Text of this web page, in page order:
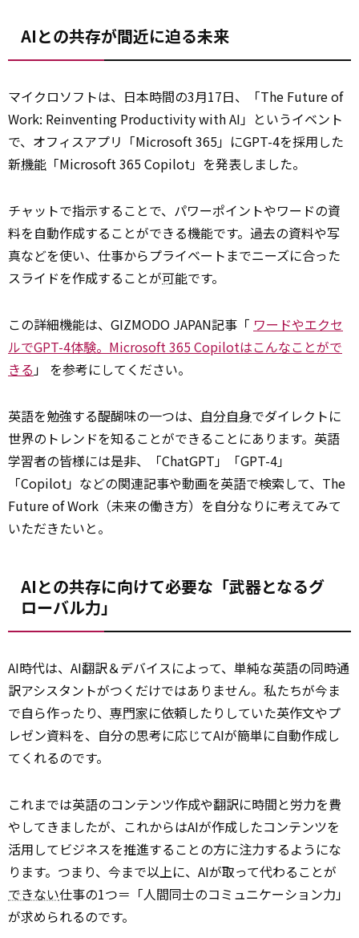
AIとの共存が間近に迫る未来
マイクロソフトは、日本時間の3月17日、「The Future of
Work: Reinventing Productivity with AI」というイベント
で、オフィスアプリ「Microsoft 365」にGPT-4を採用した
新機能 「Microsoft 365 Copilot」を発表しました。
チャットで指示することで、パワーポイントやワードの資
料を自動作成することができる機能です。過去の資料や写
真などを使い、仕事からプライベートまでニーズに合った
スライドを作成することが可能です。
この詳細機能は、GIZMODO JAPAN記事「 ワードやエクセ
ルでGPT-4体験。Microsoft 365 Copilotはこんなことがで
きる」 を参考にしてください。
英語を勉強する醍醐味の一つは、 自分自身でダイレクトに
世界のトレンドを知ることができることにあります。英語
学習者の皆様には是非、「ChatGPT」「GPT-4」
「Copilot」などの関連記事や動画を英語で検索して、The
Future of Work（未来の働き方）を自分なりに考えてみて
いただきたいと。
AIとの共存に向けて必要な「武器となるグ
ローバル力」
AI時代は、AI翻訳＆デバイスによって、単純な英語の同時通
訳アシスタントがつくだけではありません。私たちが今ま
で自ら作ったり、 専門家に依頼したりしていた英作文やプ
レゼン資料を、自分の思考に応じてAIが簡単に自動作成し
てくれるのです。
これまでは英語のコンテンツ作成や翻訳に時間と労力を費
やしてきましたが、これからはAIが作成したコンテンツを
活用してビジネスを推進することの方に注力するようにな
ります。つまり、今まで以上に、AIが取って代わることが
できない仕事の1つ＝「人間同士のコミュニケーション力」
が求められるのです。